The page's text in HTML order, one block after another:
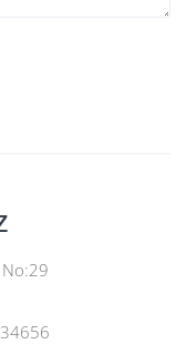
No:29